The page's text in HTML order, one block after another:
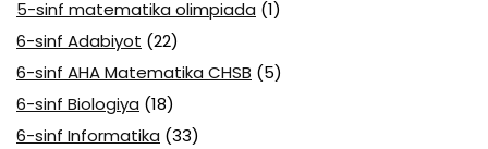
5-sinf matematika olimpiada (1)
6-sinf Adabiyot (22)
6-sinf AHA Matematika CHSB (5)
6-sinf Biologiya (18)
6-sinf Informatika (33)